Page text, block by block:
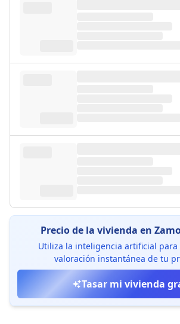
Precio de la vivienda en
Utiliza la inteligencia artificial
valoración instantánea de tu
Tasar mi vivienda